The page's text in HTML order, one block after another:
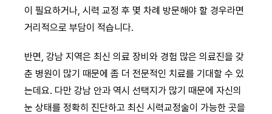
이 필요하거나, 시력 교정 후 몇 차례 방문해야 할 경우라면
거리적으로 부담이 적습니다.
반면, 강남 지역은 최신 의료 장비와 경험 많은 의료진을 갖
춘 병원이 많기 때문에 좀 더 전문적인 치료를 기대할 수 있
는데요. 다만 강남 안과 역시 선택지가 많기 때문에 자신의
눈 상태를 정확히 진단하고 최신 시력교정술이 가능한 곳을